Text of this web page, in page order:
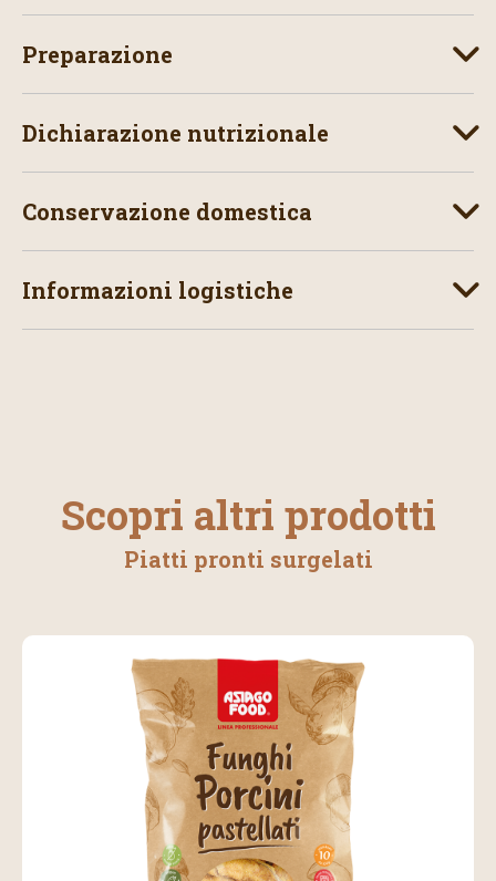
Preparazione
Dichiarazione nutrizionale
Conservazione domestica
Informazioni logistiche
Scopri altri prodotti
Piatti pronti surgelati